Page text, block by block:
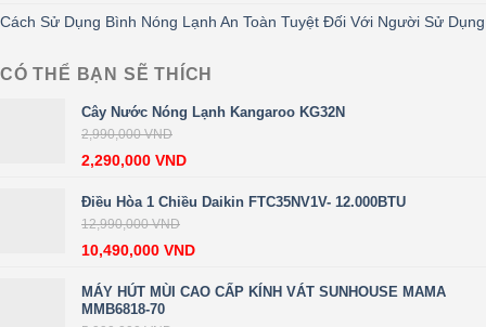
Cách Sử Dụng Bình Nóng Lạnh An Toàn Tuyệt Đối Với Người Sử Dụng
CÓ THỂ BẠN SẼ THÍCH
Cây Nước Nóng Lạnh Kangaroo KG32N
2,990,000VND
2,290,000 VND
Điều Hòa 1 Chiều Daikin FTC35NV1V- 12.000BTU
12,990,000VND
10,490,000 VND
MÁY HÚT MÙI CAO CẤP KÍNH VÁT SUNHOUSE MAMA
MMB6818-70